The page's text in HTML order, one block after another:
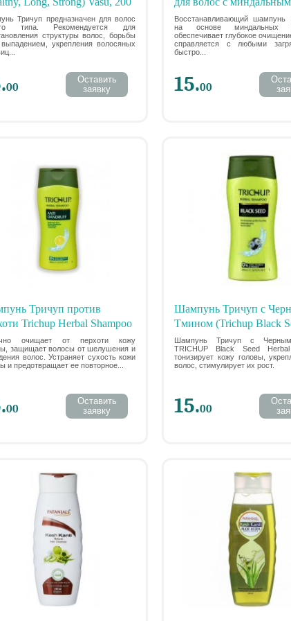
Тричуп предназначен для волос
типа. Рекомендуется для
структуры волос, борьбы
укрепления волосяных
00
Оставить
заявку
протеином (Trichup
Shampoo Almond
Васу 200мл
Восстанавливающий шампунь
на основе миндальных
обеспечивает глубокое
справляется с любыми
быстро...
15.00
Тричуп против
Trichup Herbal Shampoo
и парабенов, 200 мл
очищает от перхоти кожу
защищает волосы от шелушения и
волос. Устраняет сухость кожи
и предотвращает ее повторное...
00
Оставить
заявку
Шампунь Тричуп с
Тмином (Trichup Black
200 мл – 0% SLES,
Dioxane
Шампунь Тричуп с
TRICHUP Black Seed Herbal
тонизирует кожу головы,
волос, стимулирует их рост.
15.00